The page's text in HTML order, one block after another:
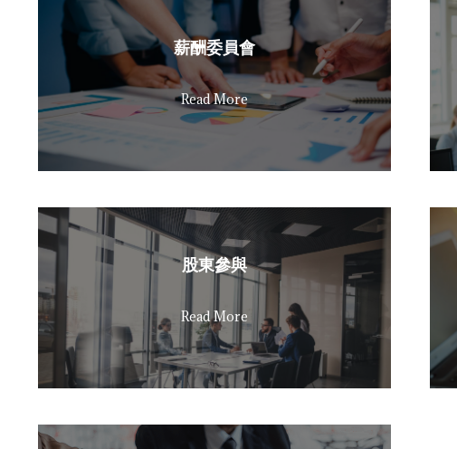
薪酬委員會
Read More
股東參與
Read More